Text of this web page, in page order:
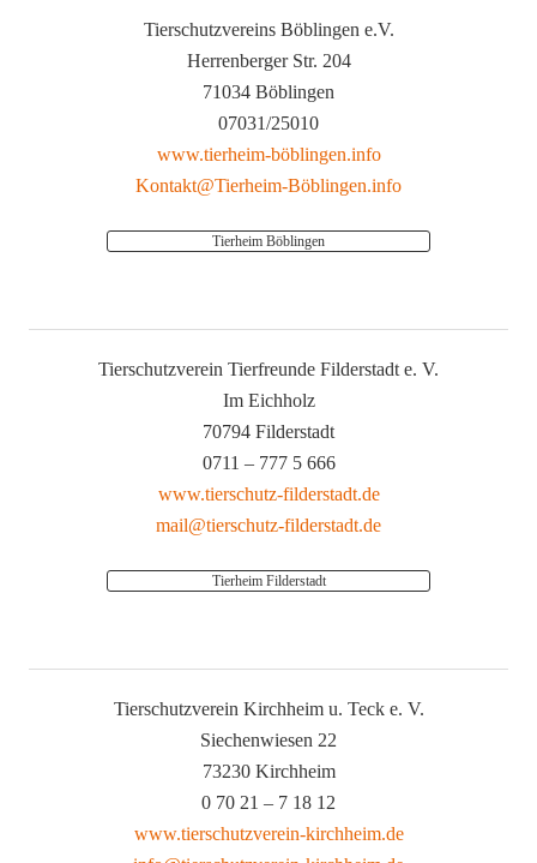
Tierschutzvereins Böblingen e.V.
Herrenberger Str. 204
71034 Böblingen
07031/25010
www.tierheim-böblingen.info
Kontakt@Tierheim-Böblingen.info
Tierheim Böblingen
Tierschutzverein Tierfreunde Filderstadt e. V.
Im Eichholz
70794 Filderstadt
0711 – 777 5 666
www.tierschutz-filderstadt.de
mail@tierschutz-filderstadt.de
Tierheim Filderstadt
Tierschutzverein Kirchheim u. Teck e. V.
Siechenwiesen 22
73230 Kirchheim
0 70 21 – 7 18 12
www.tierschutzverein-kirchheim.de